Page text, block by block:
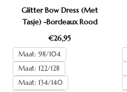
Glitter Bow Dress (Met
Tasje) -Bordeaux Rood
€26,95
Maat: 98/104
Maat: 122/128
Maat: 134/140